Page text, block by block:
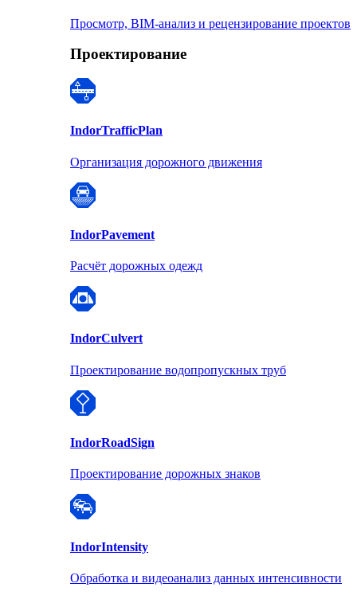
Просмотр, BIM-анализ и рецензирование проектов
Проектирование
IndorTrafficPlan
Организация дорожного движения
IndorPavement
Расчёт дорожных одежд
IndorCulvert
Проектирование водопропускных труб
IndorRoadSign
Проектирование дорожных знаков
IndorIntensity
Обработка и видеоанализ данных интенсивности